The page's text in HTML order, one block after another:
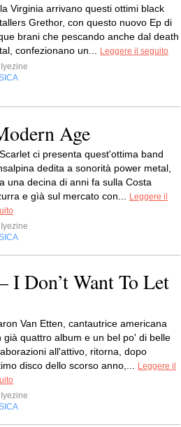
Virginia arrivano questi ottimi black
Grethor, con questo nuovo Ep di
brani che pescando anche dal death
confezionano un...
Leggere il seguito
Iyezine
Age
ci presenta quest'ottima band
dedita a sonorità power metal,
una decina di anni fa sulla Costa
e gìà sul mercato con...
Leggere il
Iyezine
I Don’t Want To Let
Van Etten, cantautrice americana
già quattro album e un bel po' di belle
all'attivo, ritorna, dopo
disco dello scorso anno,...
Leggere il
Iyezine